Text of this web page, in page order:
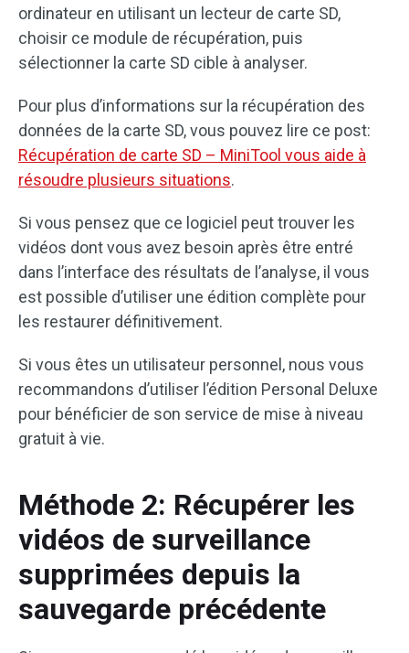
ordinateur en utilisant un lecteur de carte SD,
choisir ce module de récupération, puis
sélectionner la carte SD cible à analyser.
Pour plus d’informations sur la récupération des
données de la carte SD, vous pouvez lire ce post:
Récupération de carte SD – MiniTool vous aide à
résoudre plusieurs situations.
Si vous pensez que ce logiciel peut trouver les
vidéos dont vous avez besoin après être entré
dans l’interface des résultats de l’analyse, il vous
est possible d’utiliser une édition complète pour
les restaurer définitivement.
Si vous êtes un utilisateur personnel, nous vous
recommandons d’utiliser l’édition Personal Deluxe
pour bénéficier de son service de mise à niveau
gratuit à vie.
Méthode 2: Récupérer les
vidéos de surveillance
supprimées depuis la
sauvegarde précédente